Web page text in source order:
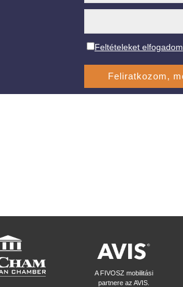
Feltételeket elfogadom
A FIVOSZ mobilitási
partnere az AVIS.